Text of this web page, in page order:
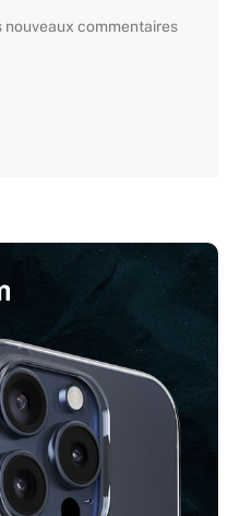
nouveaux commentaires